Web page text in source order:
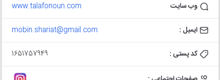
وب سایت www.talafonoun.com
ایمیل : mobin.shariat@gmail.com
کد پستی : 1651757949